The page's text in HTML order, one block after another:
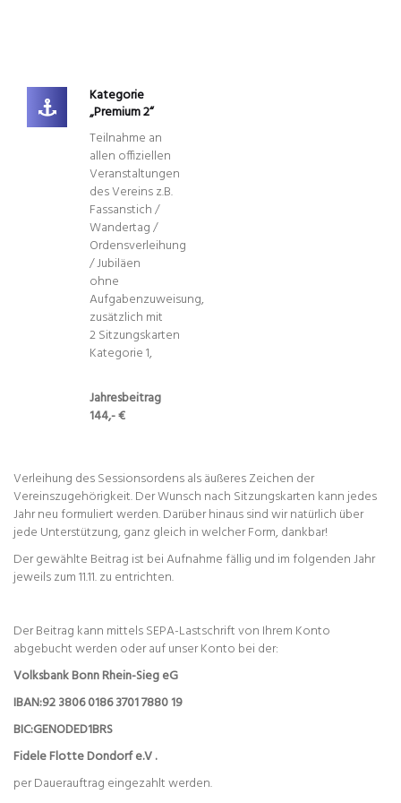
Kategorie
„Premium 2“
Teilnahme an
allen offiziellen
Veranstaltungen
des Vereins z.B.
Fassanstich /
Wandertag /
Ordensverleihung
/ Jubiläen
ohne
Aufgabenzuweisung,
zusätzlich mit
2 Sitzungskarten
Kategorie 1,
Jahresbeitrag
144,- €
Verleihung des Sessionsordens als äußeres Zeichen der
Vereinszugehörigkeit. Der Wunsch nach Sitzungskarten kann jedes
Jahr neu formuliert werden. Darüber hinaus sind wir natürlich über
jede Unterstützung, ganz gleich in welcher Form, dankbar!
Der gewählte Beitrag ist bei Aufnahme fällig und im folgenden Jahr
jeweils zum 11.11. zu entrichten.
Der Beitrag kann mittels SEPA-Lastschrift von Ihrem Konto
abgebucht werden oder auf unser Konto bei der:
Volksbank Bonn Rhein-Sieg eG
IBAN:92 3806 0186 3701 7880 19
BIC:GENODED1BRS
Fidele Flotte Dondorf e.V .
per Dauerauftrag eingezahlt werden.